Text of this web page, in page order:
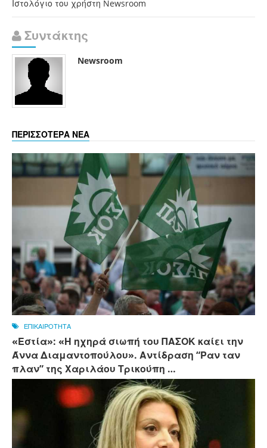
Ιστολόγιο του χρήστη Newsroom
Συντάκτης
Newsroom
ΠΕΡΙΣΣΟΤΕΡΑ ΝΕΑ
ΕΠΙΚΑΙΡΟΤΗΤΑ
«Εστία»: «Η ηχηρά σιωπή του ΠΑΣΟΚ καίει την
Άννα Διαμαντοπούλου». Αντίδραση “Ραν ταν
πλαν” της Χαριλάου Τρικούπη …